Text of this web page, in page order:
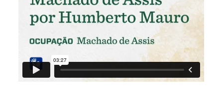
ocupação